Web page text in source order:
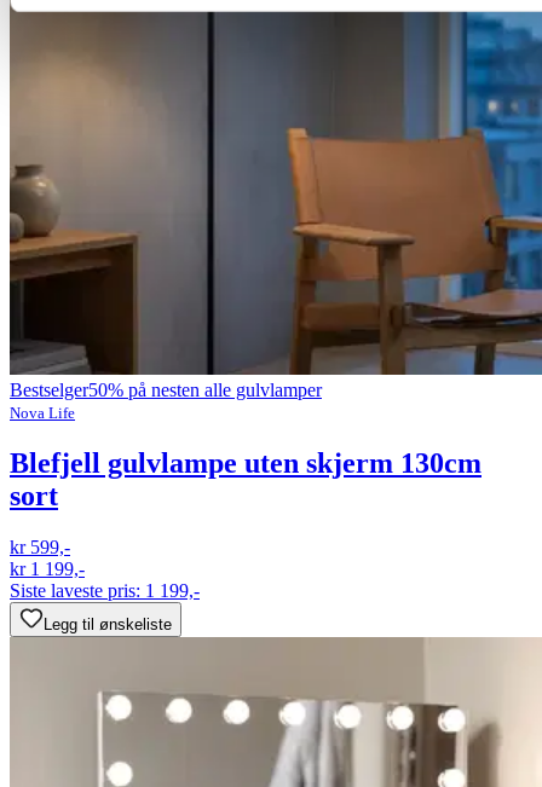
Bestselger50% på nesten alle gulvlamper
Nova Life
Blefjell gulvlampe uten skjerm 130cm
sort
kr 599,-
kr 1 199,-
Siste laveste pris: 1 199,-
Legg til ønskeliste